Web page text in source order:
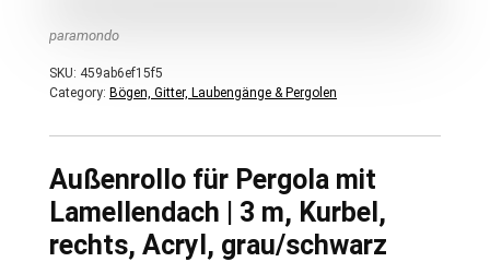
paramondo
SKU: 459ab6ef15f5
Category: Bögen, Gitter, Laubengänge & Pergolen
Außenrollo für Pergola mit
Lamellendach | 3 m, Kurbel,
rechts, Acryl, grau/schwarz